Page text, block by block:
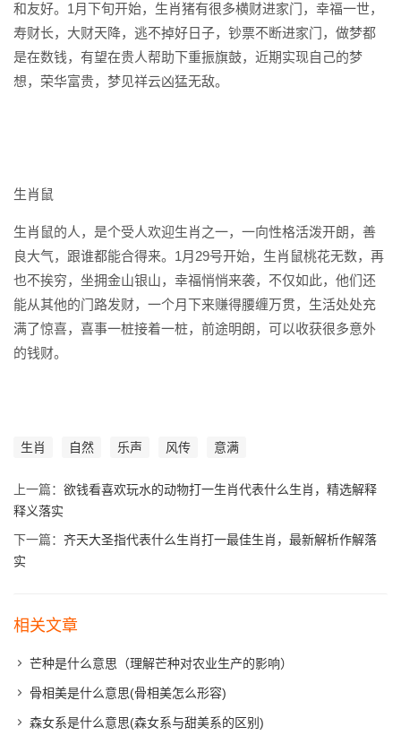
和友好。1月下旬开始，生肖猪有很多横财进家门，幸福一世，
寿财长，大财天降，逃不掉好日子，钞票不断进家门，做梦都
是在数钱，有望在贵人帮助下重振旗鼓，近期实现自己的梦
想，荣华富贵，梦见祥云凶猛无敌。
生肖鼠
生肖鼠的人，是个受人欢迎生肖之一，一向性格活泼开朗，善
良大气，跟谁都能合得来。1月29号开始，生肖鼠桃花无数，再
也不挨穷，坐拥金山银山，幸福悄悄来袭，不仅如此，他们还
能从其他的门路发财，一个月下来赚得腰缠万贯，生活处处充
满了惊喜，喜事一桩接着一桩，前途明朗，可以收获很多意外
的钱财。
生肖 自然 乐声 风传 意满
上一篇： 欲钱看喜欢玩水的动物打一生肖代表什么生肖，精选解释
释义落实
下一篇： 齐天大圣指代表什么生肖打一最佳生肖，最新解析作解落
实
相关文章
芒种是什么意思（理解芒种对农业生产的影响）
骨相美是什么意思(骨相美怎么形容)
森女系是什么意思(森女系与甜美系的区别)